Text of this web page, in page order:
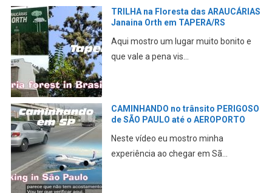
TRILHA na Floresta das ARAUCÁRIAS
Janaina Orth em TAPERA/RS
Aqui mostro um lugar muito bonito e
que vale a pena vis...
CAMINHANDO no trânsito PERIGOSO
de SÃO PAULO até o AEROPORTO
Neste vídeo eu mostro minha
experiência ao chegar em Sã...